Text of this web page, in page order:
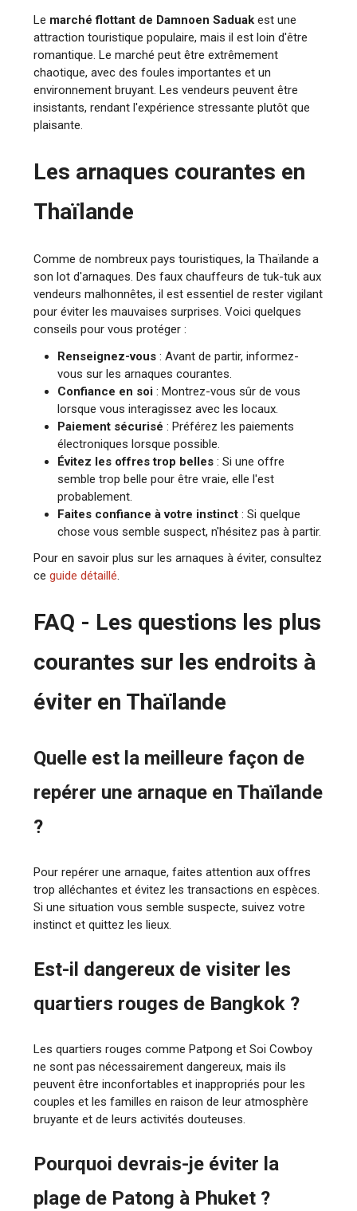
Le marché flottant de Damnoen Saduak est une
attraction touristique populaire, mais il est loin d'être
romantique. Le marché peut être extrêmement
chaotique, avec des foules importantes et un
environnement bruyant. Les vendeurs peuvent être
insistants, rendant l'expérience stressante plutôt que
plaisante.
Les arnaques courantes en
Thaïlande
Comme de nombreux pays touristiques, la Thaïlande a
son lot d'arnaques. Des faux chauffeurs de tuk-tuk aux
vendeurs malhonnêtes, il est essentiel de rester vigilant
pour éviter les mauvaises surprises. Voici quelques
conseils pour vous protéger :
Renseignez-vous : Avant de partir, informez-
vous sur les arnaques courantes.
Confiance en soi : Montrez-vous sûr de vous
lorsque vous interagissez avec les locaux.
Paiement sécurisé : Préférez les paiements
électroniques lorsque possible.
Évitez les offres trop belles : Si une offre
semble trop belle pour être vraie, elle l'est
probablement.
Faites confiance à votre instinct : Si quelque
chose vous semble suspect, n'hésitez pas à partir.
Pour en savoir plus sur les arnaques à éviter, consultez
ceguide détaillé.
FAQ - Les questions les plus
courantes sur les endroits à
éviter en Thaïlande
Quelle est la meilleure façon de
repérer une arnaque en Thaïlande
?
Pour repérer une arnaque, faites attention aux offres
trop alléchantes et évitez les transactions en espèces.
Si une situation vous semble suspecte, suivez votre
instinct et quittez les lieux.
Est-il dangereux de visiter les
quartiers rouges de Bangkok ?
Les quartiers rouges comme Patpong et Soi Cowboy
ne sont pas nécessairement dangereux, mais ils
peuvent être inconfortables et inappropriés pour les
couples et les familles en raison de leur atmosphère
bruyante et de leurs activités douteuses.
Pourquoi devrais-je éviter la
plage de Patong à Phuket ?